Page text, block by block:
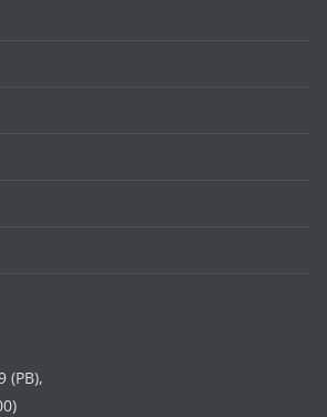
(PB),